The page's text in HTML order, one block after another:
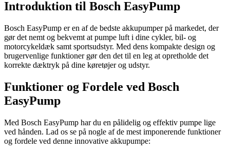
Introduktion til Bosch EasyPump
Bosch EasyPump er en af de bedste akkupumper på markedet, der
gør det nemt og bekvemt at pumpe luft i dine cykler, bil- og
motorcykeldæk samt sportsudstyr. Med dens kompakte design og
brugervenlige funktioner gør den det til en leg at opretholde det
korrekte dæktryk på dine køretøjer og udstyr.
Funktioner og Fordele ved Bosch
EasyPump
Med Bosch EasyPump har du en pålidelig og effektiv pumpe lige
ved hånden. Lad os se på nogle af de mest imponerende funktioner
og fordele ved denne innovative akkupumpe: